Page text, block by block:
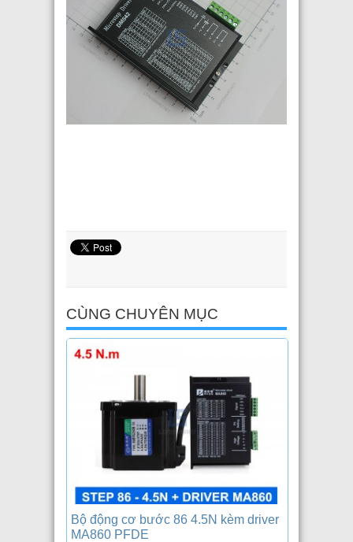
CÙNG CHUYÊN MỤC
Bộ động cơ bước 86 4.5N kèm driver
MA860 PFDE